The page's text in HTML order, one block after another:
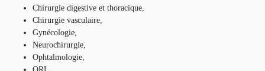
Chirurgie digestive et thoracique,
Chirurgie vasculaire,
Gynécologie,
Neurochirurgie,
Ophtalmologie,